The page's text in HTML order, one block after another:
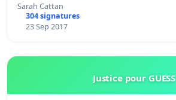
Sarah Cattan
304 signatures
23 Sep 2017
Justice pour GUESS